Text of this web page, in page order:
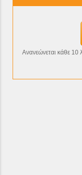
Ανανεώνεται κάθε 10